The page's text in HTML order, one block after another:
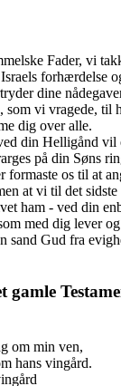
Fader, vi
forhærdelse
dine
som vi vragede, til
dig over alle.
din Helligånd vil
på din Søns
formaste os til at
at vi til det sidste
ham - ved din
med dig lever
sand Gud fra
om min ven,
hans vingård.